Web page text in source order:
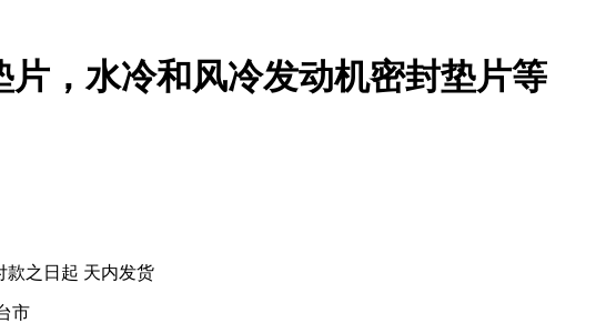
，水冷和风冷发动机密封垫片等
款之日起 天内发货
市